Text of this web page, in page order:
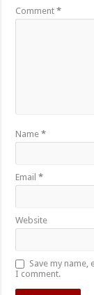
Comment*
Name*
Email*
Website
Save my
I comment.